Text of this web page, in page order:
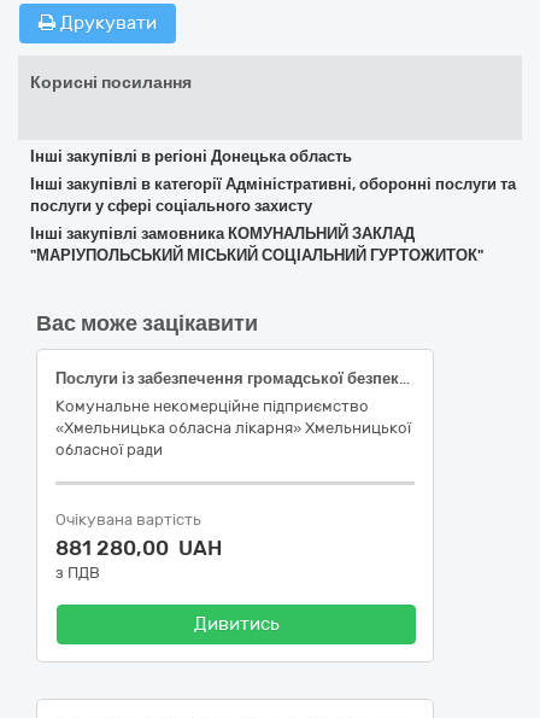
Друкувати
Корисні посилання
Інші закупівлі в регіоні Донецька область
Інші закупівлі в категорії Адміністративні, оборонні послуги та
послуги у сфері соціального захисту
Інші закупівлі замовника КОМУНАЛЬНИЙ ЗАКЛАД
"МАРІУПОЛЬСЬКИЙ МІСЬКИЙ СОЦІАЛЬНИЙ ГУРТОЖИТОК"
Вас може зацікавити
Послуги із забезпечення громадської безпеки, охорони правопорядку та громадського порядку
Комунальне некомерційне підприємство
«Хмельницька обласна лікарня» Хмельницької
обласної ради
Очікувана вартість
881 280,00 UAH
з ПДВ
Дивитись